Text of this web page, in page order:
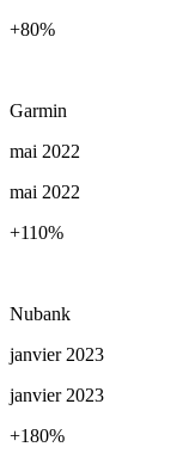
+80%
Garmin
mai 2022
mai 2022
+110%
Nubank
janvier 2023
janvier 2023
+180%